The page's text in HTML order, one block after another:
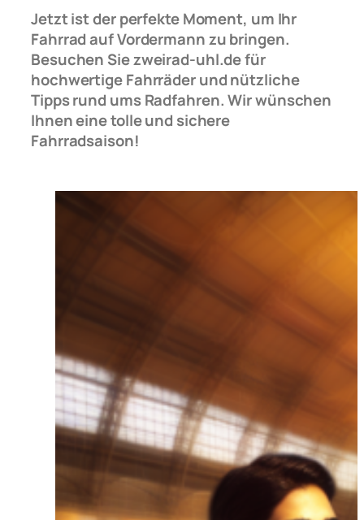
Jetzt ist der perfekte Moment, um Ihr
Fahrrad auf Vordermann zu bringen.
Besuchen Sie zweirad-uhl.de für
hochwertige Fahrräder und nützliche
Tipps rund ums Radfahren. Wir wünschen
Ihnen eine tolle und sichere
Fahrradsaison!